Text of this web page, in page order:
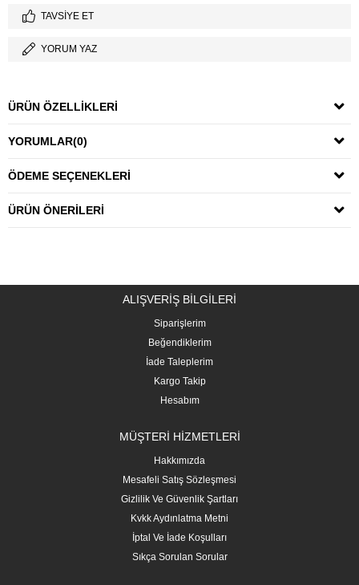
TAVSIYE ET
YORUM YAZ
ÜRÜN ÖZELLIKLERI
YORUMLAR(0)
ÖDEME SEÇENEKLERI
ÜRÜN ÖNERILERI
ALIŞVERİŞ BİLGİLERİ
Siparişlerim
Beğendiklerim
İade Taleplerim
Kargo Takip
Hesabım
MÜŞTERİ HİZMETLERİ
Hakkımızda
Mesafeli Satış Sözleşmesi
Gizlilik Ve Güvenlik Şartları
Kvkk Aydınlatma Metni
İptal Ve İade Koşulları
Sıkça Sorulan Sorular